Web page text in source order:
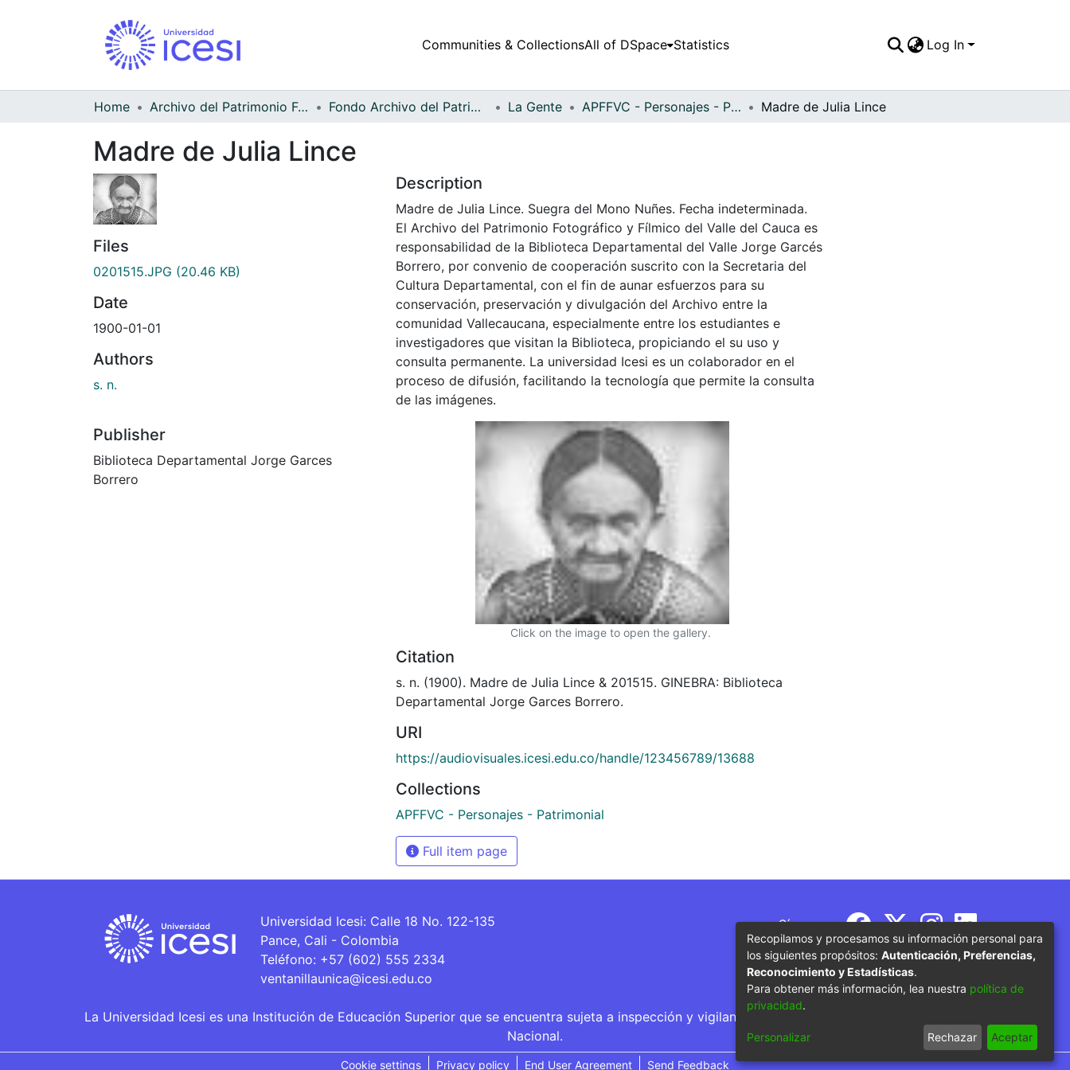
Communities & CollectionsAll of DSpace Statistics Log In
Home Archivo del Patrimonio Fotográfico y Fílmico del Valle del Cauca Fondo Archivo del Patrimonio Fotográfico y Fílmico del Valle del Cauca La Gente APFFVC - Personajes - Patrimonial Madre de Julia Lince
Madre de Julia Lince
Files
0201515.JPG (20.46 KB)
Date
1900-01-01
Authors
s. n.
Publisher
Biblioteca Departamental Jorge Garces
Borrero
Description
Madre de Julia Lince. Suegra del Mono Nuñes. Fecha indeterminada.
El Archivo del Patrimonio Fotográfico y Fílmico del Valle del Cauca es
responsabilidad de la Biblioteca Departamental del Valle Jorge Garcés
Borrero, por convenio de cooperación suscrito con la Secretaria del
Cultura Departamental, con el fin de aunar esfuerzos para su
conservación, preservación y divulgación del Archivo entre la
comunidad Vallecaucana, especialmente entre los estudiantes e
investigadores que visitan la Biblioteca, propiciando el su uso y
consulta permanente. La universidad Icesi es un colaborador en el
proceso de difusión, facilitando la tecnología que permite la consulta
de las imágenes.
Click on the image to open the gallery.
Citation
s. n. (1900). Madre de Julia Lince & 201515. GINEBRA: Biblioteca
Departamental Jorge Garces Borrero.
URI
https://audiovisuales.icesi.edu.co/handle/123456789/13688
Collections
APFFVC - Personajes - Patrimonial
Full item page
Universidad Icesi: Calle 18 No. 122-135
Pance, Cali - Colombia
Teléfono: +57 (602) 555 2334
ventanillaunica@icesi.edu.co
Síguenos
La Universidad Icesi es una Institución de Educación Superior que se encuentra sujeta a inspección y vigilancia por parte del Ministerio de Educación
Nacional.
Cookie settings Privacy policy End User Agreement Send Feedback
Recopilamos y procesamos su información personal para
los siguientes propósitos: Autenticación, Preferencias,
Reconocimiento y Estadísticas.
Para obtener más información, lea nuestra política de
privacidad.
Personalizar Rechazar Aceptar